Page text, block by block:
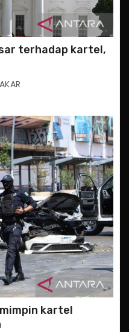
terhadap kartel,
kartel